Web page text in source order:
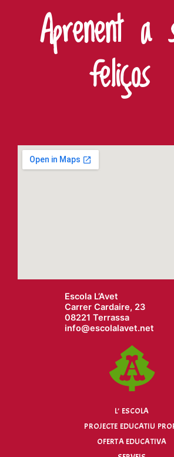
Aprenent a
feliços
Escola L’Avet
Carrer Cardaire, 23
08221 Terrassa
info@escolalavet.net
L’ ESCOLA
PROJECTE EDUCATIU
OFERTA EDUCATIVA